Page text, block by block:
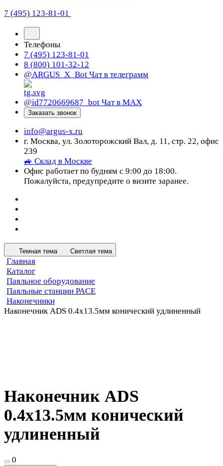
7 (495) 123-81-01
Телефоны
7 (495) 123-81-01
8 (800) 101-32-12
@ARGUS_X_Bot Чат в телеграмм
@id7720669687_bot Чат в МАХ
Заказать звонок
info@argus-x.ru
г. Москва, ул. Золоторожский Вал, д. 11, стр. 22, офис
239
🚙 Склад в Москве
Офис работает по будням с 9:00 до 18:00.
Пожалуйста, предупредите о визите заранее.
Темная тема Светлая тема
Главная
Каталог
Паяльное оборудование
Паяльные станции PACE
Наконечники
Наконечник ADS 0.4х13.5мм конический удлиненный
Наконечник ADS
0.4х13.5мм конический
удлиненный
0